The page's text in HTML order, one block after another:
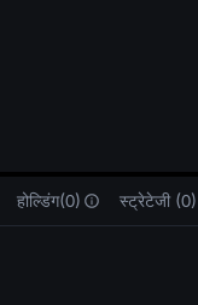
होल्डिंग(0) स्ट्रेटेजी (0)